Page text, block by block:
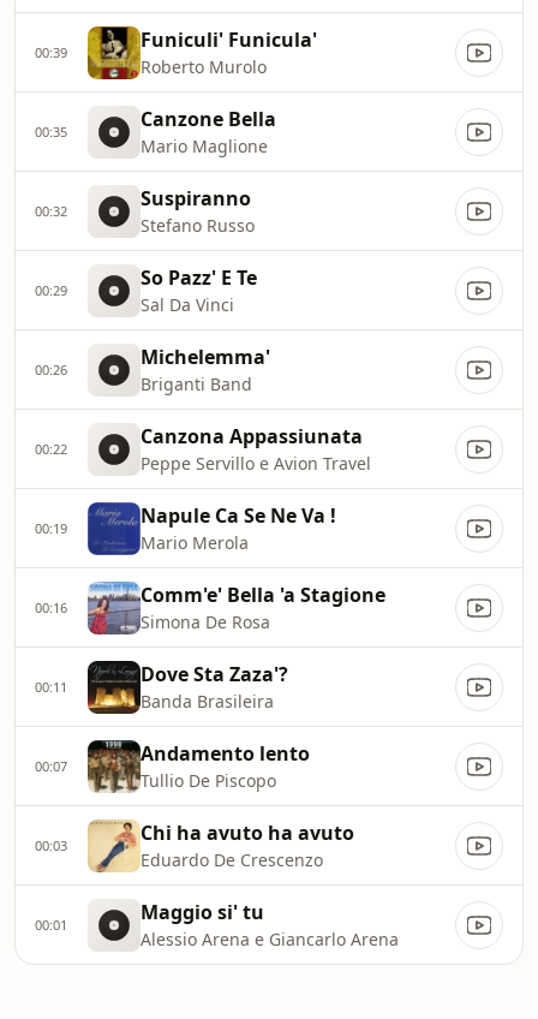
00:39 Funiculi' Funicula'
Roberto Murolo
00:35 Canzone Bella
Mario Maglione
00:32 Suspiranno
Stefano Russo
00:29 So Pazz' E Te
Sal Da Vinci
00:26 Michelemma'
Briganti Band
00:22 Canzona Appassiunata
Peppe Servillo e Avion Travel
00:19 Napule Ca Se Ne Va !
Mario Merola
00:16 Comm'e' Bella 'a Stagione
Simona De Rosa
00:11 Dove Sta Zaza'?
Banda Brasileira
00:07 Andamento lento
Tullio De Piscopo
00:03 Chi ha avuto ha avuto
Eduardo De Crescenzo
00:01 Maggio si' tu
Alessio Arena e Giancarlo Arena